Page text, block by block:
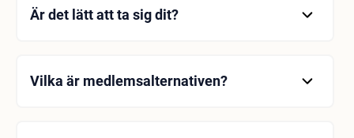
Är det lätt att ta sig dit?
Vilka är medlemsalternativen?